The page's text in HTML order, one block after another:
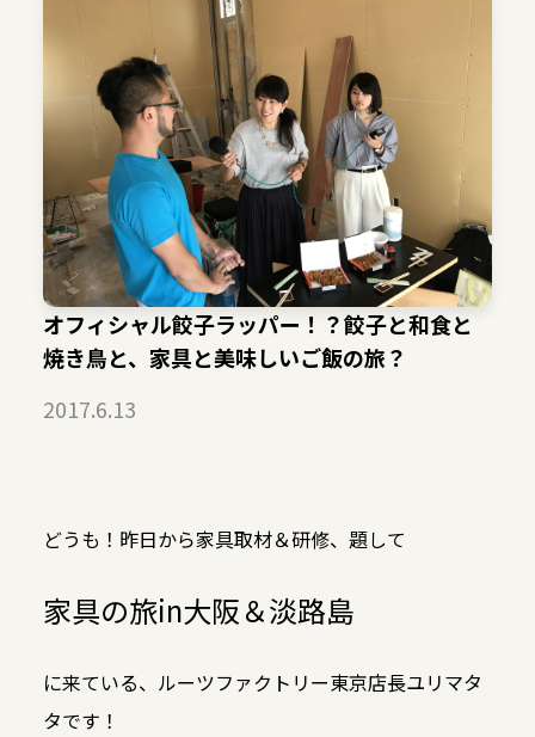
オフィシャル餃子ラッパー！？餃子と和食と
焼き鳥と、家具と美味しいご飯の旅？
2017.6.13
どうも！昨日から家具取材＆研修、題して
家具の旅in大阪＆淡路島
に来ている、ルーツファクトリー東京店長ユリマタ
タです！